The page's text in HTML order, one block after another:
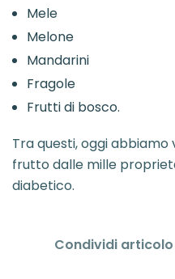
Mele
Melone
Mandarini
Fragole
Frutti di bosco.
Tra questi, oggi abbiamo
frutto dalle mille
diabetico.
Condividi articolo